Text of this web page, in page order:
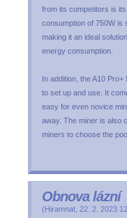
from its competitors is
consumption of 750W is
making it an ideal
energy consumption.
In addition, the A10
to set up and use. It
easy for even novice
away. The miner is also
miners to choose the
Obnova lázní
(Hiramnat 22. 2. 2023